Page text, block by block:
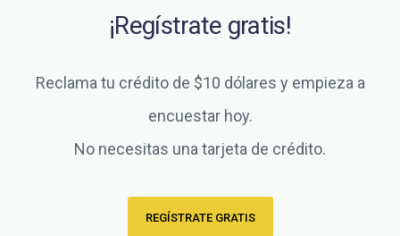
¡Regístrate gratis!
Reclama tu crédito de $10 dólares y empieza a
encuestar hoy.
No necesitas una tarjeta de crédito.
REGÍSTRATE GRATIS